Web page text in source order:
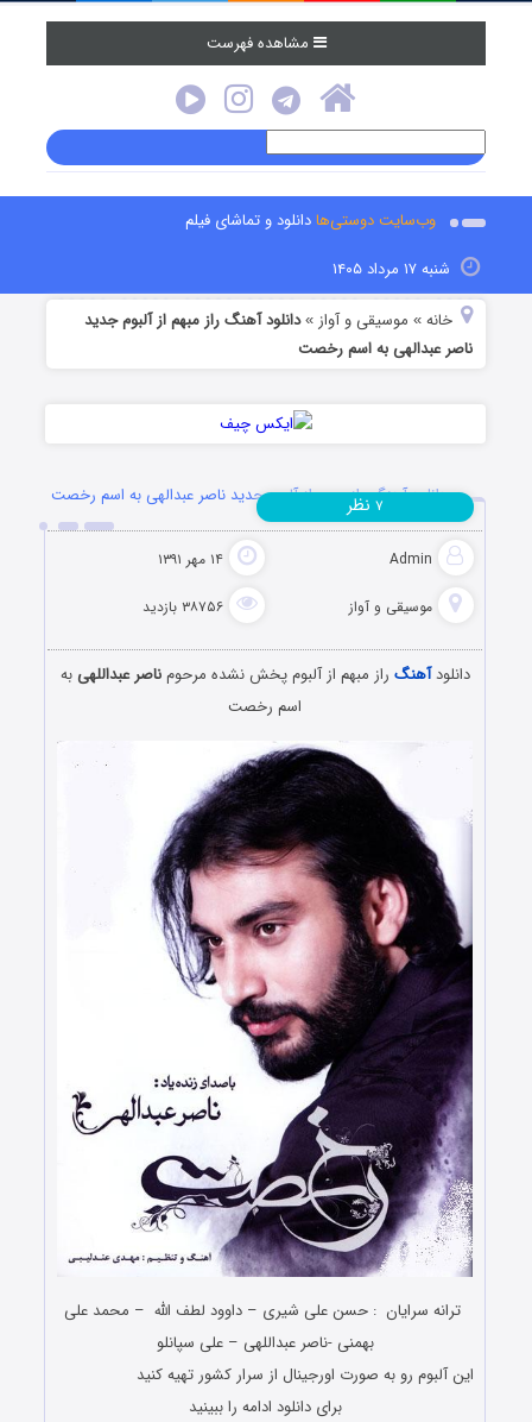
مشاهده فهرست
وب‌سایت دوستی‌هادانلود و تماشای فیلم
شنبه ۱۷ مرداد ۱۴۰۵
خانه » موسیقی و آواز »دانلود آهنگ راز مبهم از آلبوم جدید
ناصر عبدالهی به اسم رخصت
دانلود آهنگ راز مبهم از آلبوم جدید ناصر عبدالهی به اسم رخصت
Admin ۱۴ مهر ۱۳۹۱
موسیقی و آواز ۳۸۷۵۶ بازدید
۷ نظر
دانلودآهنگ راز مبهم از آلبوم پخش نشده مرحومناصر عبداللهی به
اسم رخصت
ترانه سرایان : حسن علی شیری – داوود لطف الله – محمد علی
بهمنی -ناصر عبداللهی – علی سپانلو
این آلبوم رو به صورت اورجینال از سرار کشور تهیه کنید
برای دانلود ادامه را ببینید